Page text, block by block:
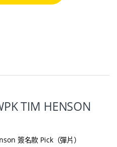
TIM HENSON
簽名款 Pick（彈片）